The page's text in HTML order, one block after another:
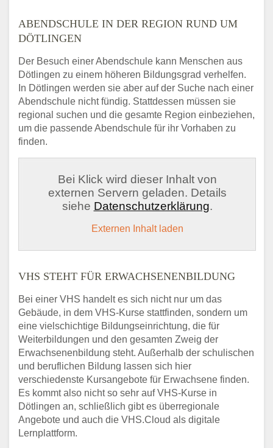
ABENDSCHULE IN DER REGION RUND UM
DÖTLINGEN
Der Besuch einer Abendschule kann Menschen aus
Dötlingen zu einem höheren Bildungsgrad verhelfen.
In Dötlingen werden sie aber auf der Suche nach einer
Abendschule nicht fündig. Stattdessen müssen sie
regional suchen und die gesamte Region einbeziehen,
um die passende Abendschule für ihr Vorhaben zu
finden.
Bei Klick wird dieser Inhalt von
externen Servern geladen. Details
siehe Datenschutzerklärung.
Externen Inhalt laden
VHS STEHT FÜR ERWACHSENENBILDUNG
Bei einer VHS handelt es sich nicht nur um das
Gebäude, in dem VHS-Kurse stattfinden, sondern um
eine vielschichtige Bildungseinrichtung, die für
Weiterbildungen und den gesamten Zweig der
Erwachsenenbildung steht. Außerhalb der schulischen
und beruflichen Bildung lassen sich hier
verschiedenste Kursangebote für Erwachsene finden.
Es kommt also nicht so sehr auf VHS-Kurse in
Dötlingen an, schließlich gibt es überregionale
Angebote und auch die VHS.Cloud als digitale
Lernplattform.